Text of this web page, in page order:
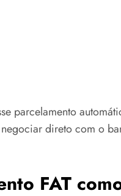
parcelamento
direto com o
FAT